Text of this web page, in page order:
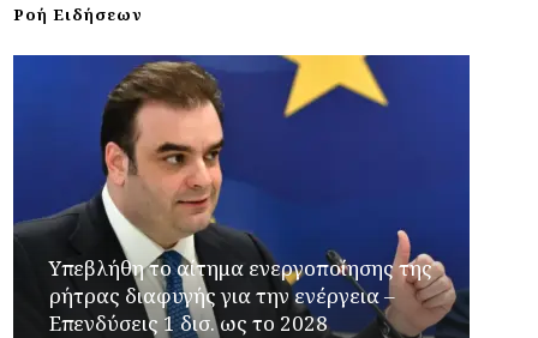
Ροή Ειδήσεων
Υπεβλήθη το αίτημα ενεργοποίησης της
ρήτρας διαφυγής για την ενέργεια –
Επενδύσεις 1 δισ. ως το 2028